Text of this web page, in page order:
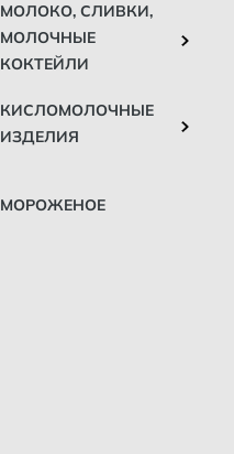
МОЛОКО, СЛИВКИ,
МОЛОЧНЫЕ
КОКТЕЙЛИ
КИСЛОМОЛОЧНЫЕ
ИЗДЕЛИЯ
МОРОЖЕНОЕ